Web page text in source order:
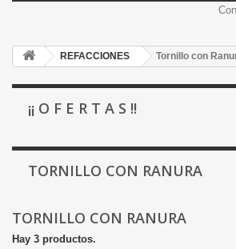
REFACCIONES Tornillo con
¡¡ O F E R T A S !!
TORNILLO CON RANURA
TORNILLO CON RANURA
Hay 3 productos.